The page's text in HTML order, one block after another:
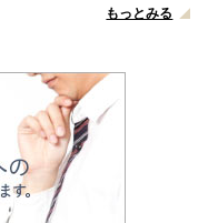
もっとみる